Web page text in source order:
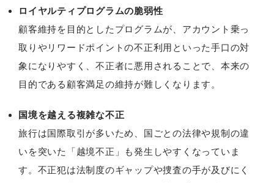
ロイヤルティプログラムの脆弱性
顧客維持を目的としたプログラムが、アカウント乗っ
取りやリワードポイントの不正利用といった手口の対
象になりやすく、不正者に悪用されることで、本来の
目的である顧客満足の維持が難しくなります。
国境を越える複雑な不正
旅行は国際取引が多いため、国ごとの法律や規制の違
いを突いた「越境不正」も発生しやすくなっていま
す。不正犯は法制度のギャップや捜査の手が及びにく